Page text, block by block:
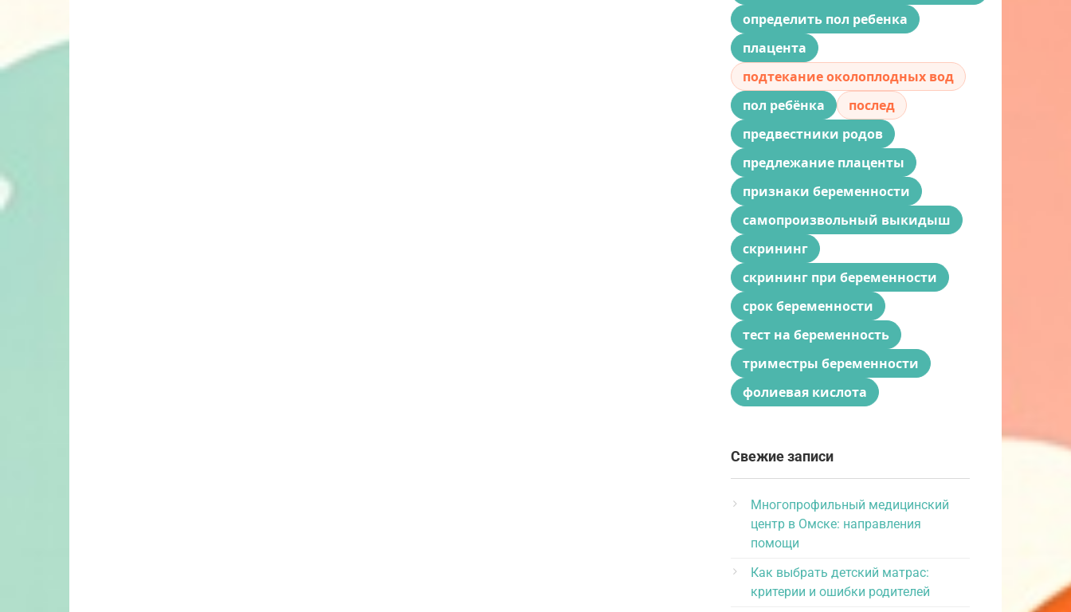
определить пол ребенка
плацента
подтекание околоплодных вод
пол ребёнка
послед
предвестники родов
предлежание плаценты
признаки беременности
самопроизвольный выкидыш
скрининг
скрининг при беременности
срок беременности
тест на беременность
триместры беременности
фолиевая кислота
Свежие записи
Многопрофильный медицинский
центр в Омске: направления
помощи
Как выбрать детский матрас:
критерии и ошибки родителей